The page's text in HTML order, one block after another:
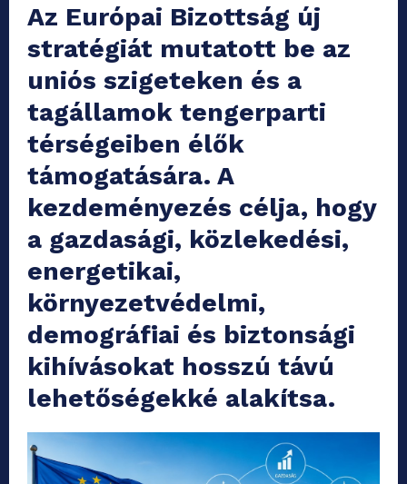
Az Európai Bizottság új
stratégiát mutatott be az
uniós szigeteken és a
tagállamok tengerparti
térségeiben élők
támogatására. A
kezdeményezés célja, hogy
a gazdasági, közlekedési,
energetikai,
környezetvédelmi,
demográfiai és biztonsági
kihívásokat hosszú távú
lehetőségekké alakítsa.